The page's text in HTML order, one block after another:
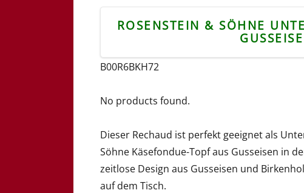
ROSENSTEIN & SÖHNE
B00R6BKH72
No products found.
Dieser Rechaud ist perfekt geeignet als
Söhne Käsefondue-Topf aus Gusseisen in
zeitlose Design aus Gusseisen und
auf dem Tisch.